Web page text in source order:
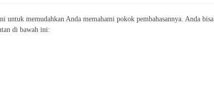
memudahkan Anda memahami pokok pembahasannya. Anda bisa
di bawah ini: